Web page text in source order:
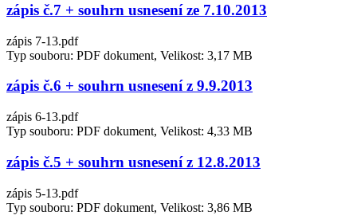
zápis č.7 + souhrn usnesení ze 7.10.2013
zápis 7-13.pdf
Typ souboru: PDF dokument, Velikost: 3,17 MB
zápis č.6 + souhrn usnesení z 9.9.2013
zápis 6-13.pdf
Typ souboru: PDF dokument, Velikost: 4,33 MB
zápis č.5 + souhrn usnesení z 12.8.2013
zápis 5-13.pdf
Typ souboru: PDF dokument, Velikost: 3,86 MB